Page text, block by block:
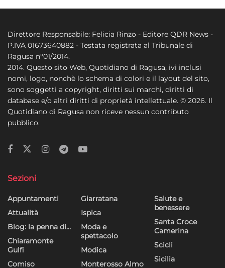
Direttore Responsabile: Felicia Rinzo - Editore QDR News -
P.IVA 01673640882 - Testata registrata al Tribunale di
Ragusa n°01/2014.
2014. Questo sito Web, Quotidiano di Ragusa, ivi inclusi
nomi, logo, nonchè lo schema di colori e il layout del sito,
sono soggetti a copyright, diritti sui marchi, diritti di
database e/o altri diritti di proprietà intellettuale. © 2026. Il
Quotidiano di Ragusa non riceve nessun contributo
pubblico.
Sezioni
Appuntamenti
Attualità
Blog: la penna di…
Chiaramonte
Gulfi
Comiso
Giarratana
Ispica
Moda e
spettacolo
Modica
Monterosso Almo
Salute e
benessere
Santa Croce
Camerina
Scicli
Sicilia